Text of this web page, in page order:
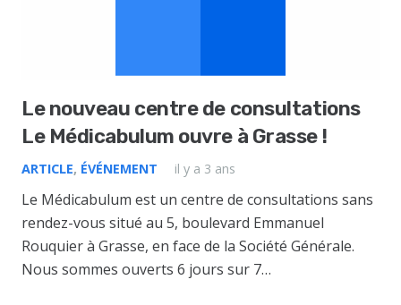
Le nouveau centre de consultations
Le Médicabulum ouvre à Grasse !
ARTICLE, ÉVÉNEMENT il y a 3 ans
Le Médicabulum est un centre de consultations sans
rendez-vous situé au 5, boulevard Emmanuel
Rouquier à Grasse, en face de la Société Générale.
Nous sommes ouverts 6 jours sur 7…